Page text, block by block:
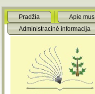
Pradžia Apie mus
Administracinė informacija